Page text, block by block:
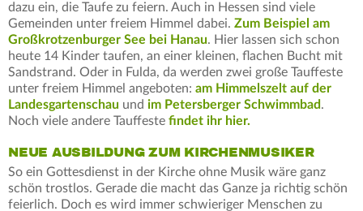
dazu ein, die Taufe zu feiern. Auch in Hessen sind viele
Gemeinden unter freiem Himmel dabei. Zum Beispiel am
Großkrotzenburger See bei Hanau. Hier lassen sich schon
heute 14 Kinder taufen, an einer kleinen, flachen Bucht mit
Sandstrand. Oder in Fulda, da werden zwei große Tauffeste
unter freiem Himmel angeboten: am Himmelszelt auf der
Landesgartenschau und im Petersberger Schwimmbad.
Noch viele andere Tauffeste findet ihr hier.
NEUE AUSBILDUNG ZUM KIRCHENMUSIKER
So ein Gottesdienst in der Kirche ohne Musik wäre ganz
schön trostlos. Gerade die macht das Ganze ja richtig schön
feierlich. Doch es wird immer schwieriger Menschen zu